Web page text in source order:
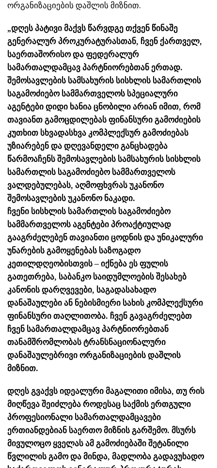
ორგანიზაციების დაშლის მიზნით.
„დღეს პატივი მაქვს წარვდგე თქვენ წინაშე
გენერალურ პროკურატურასთან, ჩვენ ქართველ,
საერთაშორისო და ფედერალურ
სამართალდამცავ პარტნიორებთან ერთად.
შემოსავლების სამსახურის სისხლის სამართლის
საგამოძიებო სამმართველოს სპეციალური
აგენტები დიდი ხანია ცნობილი არიან იმით, რომ
თავიანთ გამოცდილებას ფინანსური გამოძიების
კუთხით სხვადასხვა კომპლექსურ გამოძიებას
უზიარებენ და დღევანდელი განცხადება
წარმოაჩენს შემოსავლების სამსახურის სისხლის
სამართლის საგამოძიებო სამმართველოს
ვალდებულებას, აღმოფხვრას უკანონო
შემოსავლების უკანონო ნაკადი.
ჩვენი სისხლის სამართლის საგამოძიებო
სამმართველოს აგენტები პროაქტიულად
გააგრძელებენ თავიანთი ცოდნის და უნიკალური
უნარების გამოყენებას საზოგადო
კეთილდღეობისთვის – იქნება ეს ფულის
გათეთრება, საბანკო საიდუმლოების შესახებ
კანონის დარღვევები, საგადასახადო
დანაშაულები ან ნებისმიერი სახის კომპლექსური
ფინანსური თაღლითობა. ჩვენ გავაგრძელებთ
ჩვენ სამართალდამცავ პარტნიორებთან
თანამშრომლობას ტრანსნაციონალური
დანაშაულებრივი ორგანიზაციების დაშლის
მიზნით.
დღეს გვაქვს იდეალური მაგალითი იმისა, თუ რის
მიღწევა შეიძლება როდესაც საქმის ერთგული
პროფესიონალი სამართალდამცავები
ერთიანდებიან საერთო მიზნის გარშემო. მსურს
მივულოცო ყველას ამ გამოძიებაში შეტანილი
წვლილის გამო და მინდა, მადლობა გადავუხადო